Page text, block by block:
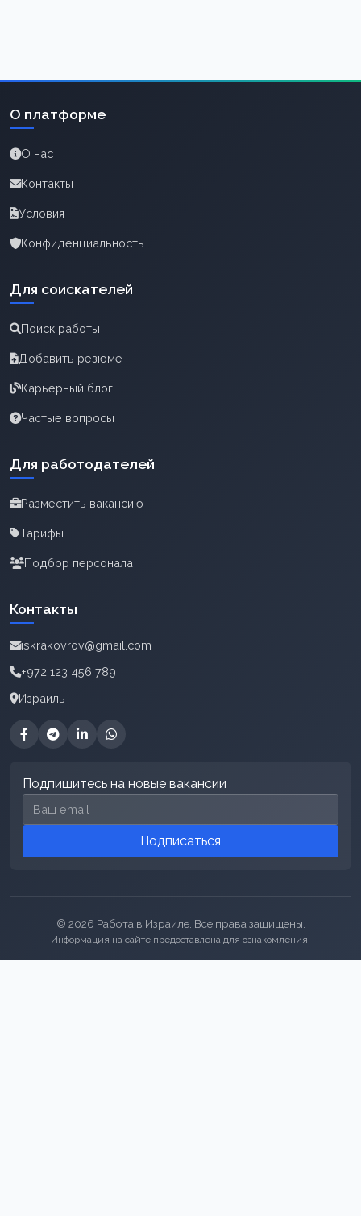
О платформе
О нас
Контакты
Условия
Конфиденциальность
Для соискателей
Поиск работы
Добавить резюме
Карьерный блог
Частые вопросы
Для работодателей
Разместить вакансию
Тарифы
Подбор персонала
Контакты
iskrakovrov@gmail.com
+972 123 456 789
Израиль
Подпишитесь на новые вакансии
Email для подписки
Подписаться
© 2026 Работа в Израиле. Все права защищены.
Информация на сайте предоставлена для ознакомления.